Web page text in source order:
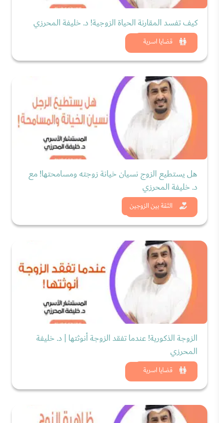
قضايا اسرية
كيف تفسد المقارنة الحياة الزوجية! د. خليفة المحرزي
شاهد الان
الثقة بين الزوجين
هل يستطيع الزوج نسيان خيانة زوجته ومسامحتها! مع
د. خليفة المحرزي
شاهد الان
قضايا اسرية
الزوجة الذكورية! عندما تفقد الزوجة أنوثتها | د. خليفة
المحرزي
شاهد الان